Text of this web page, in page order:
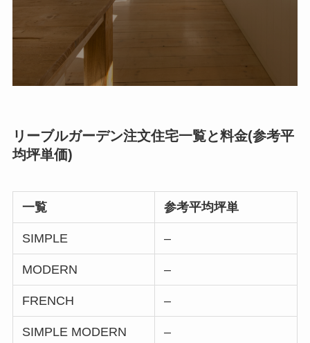
リーブルガーデン注文住宅一覧と料金(参考平
均坪単価)
一覧 参考平均坪単
SIMPLE –
MODERN –
FRENCH –
SIMPLE MODERN –